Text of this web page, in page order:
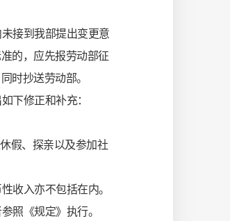
接到我部提出变更意
的，应先报劳动部征
时抄送劳动部。
下修正和补充：
假、探亲以及参加社
收入亦不包括在内。
照《规定》执行。